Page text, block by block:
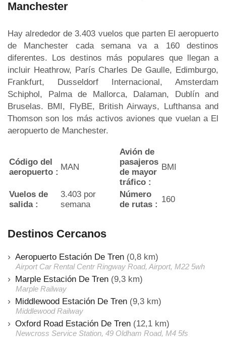
Manchester
Hay alrededor de 3.403 vuelos que parten El aeropuerto
de Manchester cada semana va a 160 destinos
diferentes. Los destinos más populares que llegan a
incluir Heathrow, París Charles De Gaulle, Edimburgo,
Frankfurt, Dusseldorf Internacional, Amsterdam
Schiphol, Palma de Mallorca, Dalaman, Dublín and
Bruselas. BMI, FlyBE, British Airways, Lufthansa and
Thomson son los más activos aviones que vuelan a El
aeropuerto de Manchester.
Código del
aeropuerto :
MAN
Avión de
pasajeros
de mayor
tráfico :
BMI
Vuelos de
salida :
3.403 por
semana
Número
de rutas :
160
Destinos Cercanos
Aeropuerto Estación De Tren (0,8 km)
Airport Car Rental Centr Ringway Road, Airport, M22 5wh
Marple Estación De Tren (9,3 km)
Marple Railway
Middlewood Estación De Tren (9,3 km)
Middlewood Railway
Oxford Road Estación De Tren (12,1 km)
Newcross Service Station, 49 Oldham Road, M4 5fs